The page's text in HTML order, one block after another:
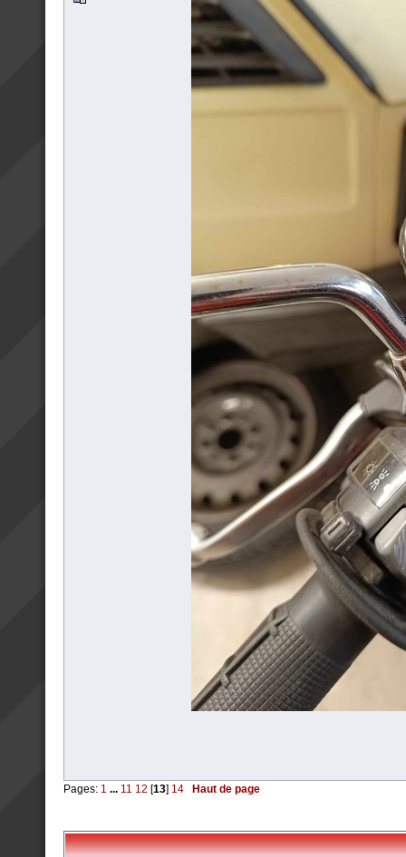
Pages: 1 ... 11 12 [13] 14 Haut de page